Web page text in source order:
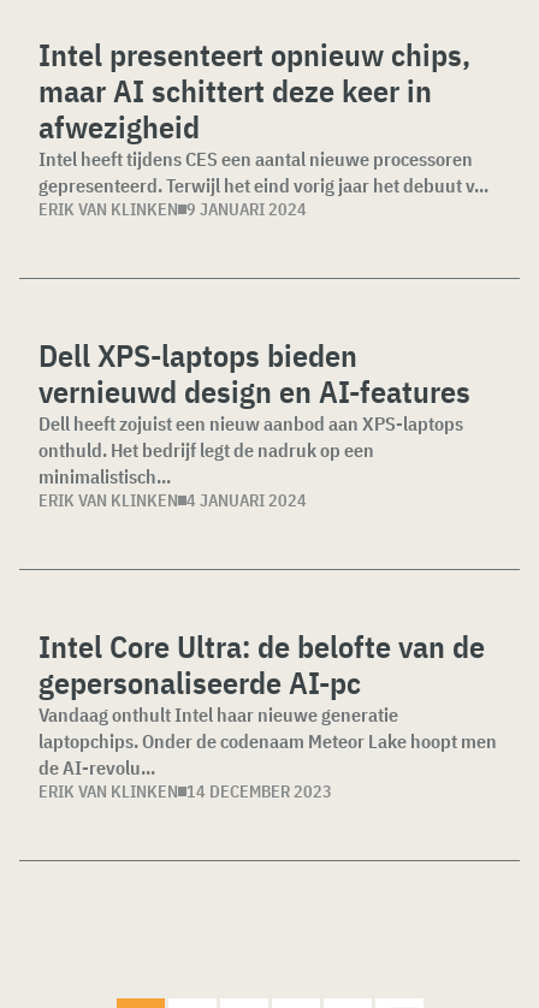
Intel presenteert opnieuw chips,
maar AI schittert deze keer in
afwezigheid
Intel heeft tijdens CES een aantal nieuwe processoren
gepresenteerd. Terwijl het eind vorig jaar het debuut v...
ERIK VAN KLINKEN 9 JANUARI 2024
Dell XPS-laptops bieden
vernieuwd design en AI-features
Dell heeft zojuist een nieuw aanbod aan XPS-laptops
onthuld. Het bedrijf legt de nadruk op een
minimalistisch...
ERIK VAN KLINKEN 4 JANUARI 2024
Intel Core Ultra: de belofte van de
gepersonaliseerde AI-pc
Vandaag onthult Intel haar nieuwe generatie
laptopchips. Onder de codenaam Meteor Lake hoopt men
de AI-revolu...
ERIK VAN KLINKEN 14 DECEMBER 2023